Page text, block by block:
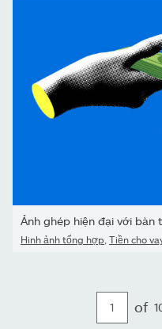
Ảnh ghép hiện đại với bàn
Hình ảnh tổng hợp Tiền cho
of